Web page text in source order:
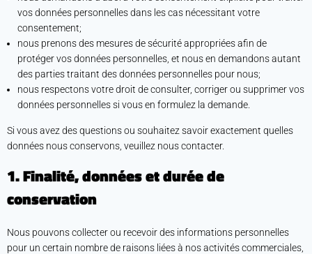
vos données personnelles dans les cas nécessitant votre
consentement;
nous prenons des mesures de sécurité appropriées afin de
protéger vos données personnelles, et nous en demandons autant
des parties traitant des données personnelles pour nous;
nous respectons votre droit de consulter, corriger ou supprimer vos
données personnelles si vous en formulez la demande.
Si vous avez des questions ou souhaitez savoir exactement quelles
données nous conservons, veuillez nous contacter.
1. Finalité, données et durée de
conservation
Nous pouvons collecter ou recevoir des informations personnelles
pour un certain nombre de raisons liées à nos activités commerciales,